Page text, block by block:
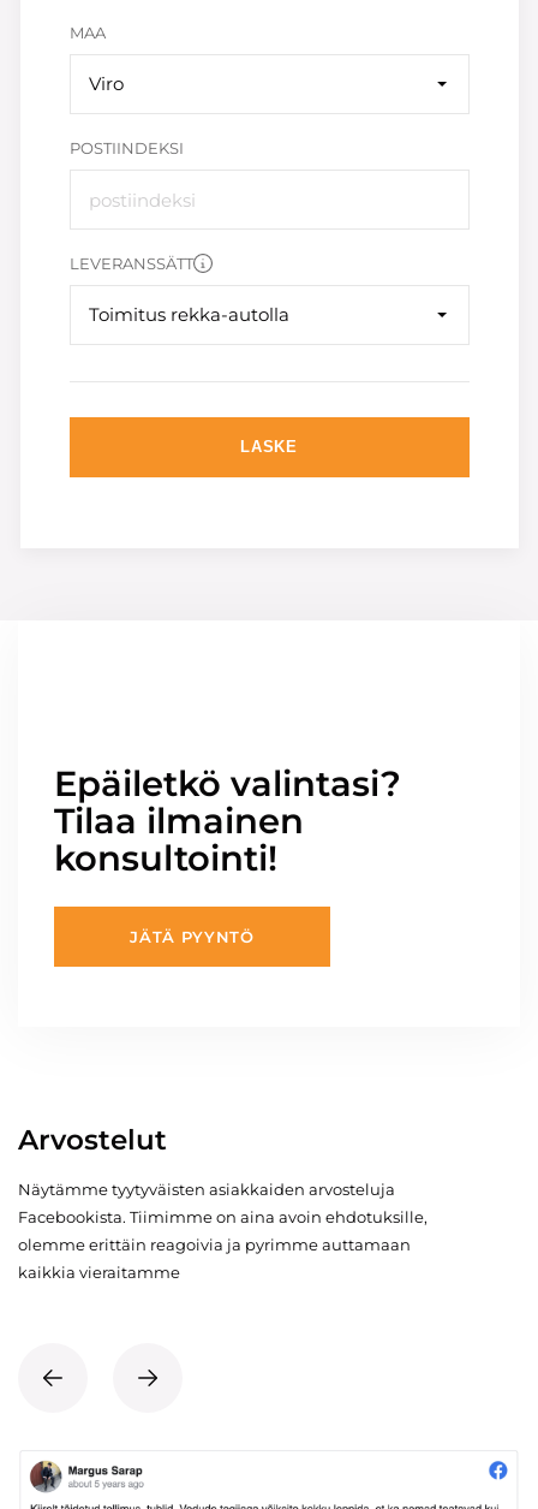
MAA
Viro
POSTIINDEKSI
LEVERANSSÄTT
Toimitus rekka-autolla
LASKE
Epäiletkö valintasi?
Tilaa ilmainen
konsultointi!
JÄTÄ PYYNTÖ
Arvostelut
Näytämme tyytyväisten asiakkaiden arvosteluja
Facebookista. Tiimimme on aina avoin ehdotuksille,
olemme erittäin reagoivia ja pyrimme auttamaan
kaikkia vieraitamme